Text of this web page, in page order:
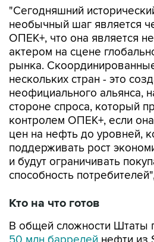
"Сегодняшний
необычный шаг является
ОПЕК+, что она является
актером на сцене
рынка.
нескольких стран - это
неофициального альянса,
стороне спроса, который
контролем ОПЕК+, если
цен на нефть до уровней,
поддерживать рост
и будут ограничивать
способность
Кто на что готов
В общей сложности Штаты